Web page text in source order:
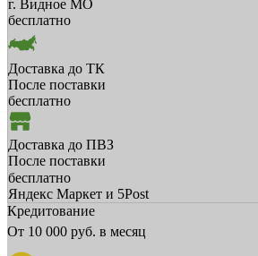
г. Видное МО
бесплатно
Доставка до ТК
После поставки
бесплатно
Доставка до ПВЗ
После поставки
бесплатно
Яндекс Маркет и 5Post
Кредитование
От 10 000 руб. в месяц